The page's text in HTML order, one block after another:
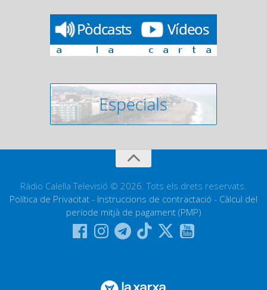
Ràdio Calella Televisió © 2026. Tots els drets reservats.
Política de Privacitat - Instruccions de contractació - Càlcul del
període mitjà de pagament (PMP)